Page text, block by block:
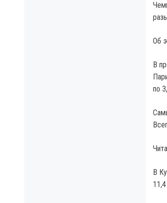
Об
В
по
В